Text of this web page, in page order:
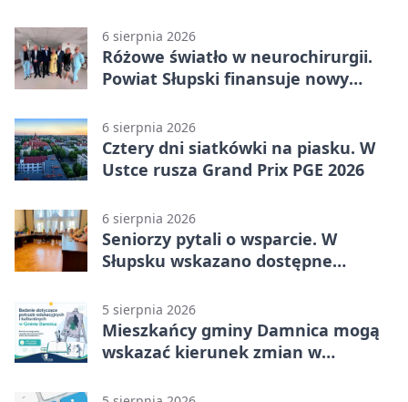
6 sierpnia 2026
Różowe światło w neurochirurgii.
Powiat Słupski finansuje nowy
6 sierpnia 2026
Cztery dni siatkówki na piasku. W
Ustce rusza Grand Prix PGE 2026
6 sierpnia 2026
Seniorzy pytali o wsparcie. W
Słupsku wskazano dostępne
5 sierpnia 2026
Mieszkańcy gminy Damnica mogą
wskazać kierunek zmian w